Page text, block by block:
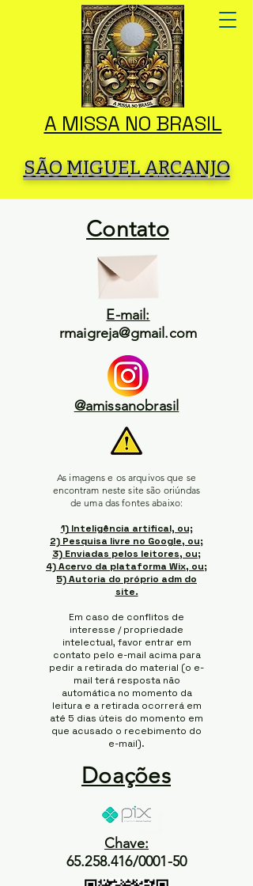
A MISSA NO BRASIL
SÃO MIGUEL ARCANJO
Contato
E-mail:
rmaigreja@gmail.com
@amissanobrasil
As imagens e os arquivos que se
encontram neste site são oriúndas
de uma das fontes abaixo:
1) Inteligência artifical, ou;
2) Pesquisa livre no Google, ou;
3) Enviadas pelos leitores, ou;
4) Acervo da plataforma Wix, ou;
5) Autoria do próprio adm do
site.
Em caso de conflitos de
interesse / propriedade
intelectual, favor entrar em
contato pelo e-mail acima para
pedir a retirada do material (o e-
mail terá resposta não
automática no momento da
leitura e a retirada ocorrerá em
até 5 dias úteis do momento em
que acusado o recebimento do
e-mail).
Doações
Chave:
65.258.416/0001-50